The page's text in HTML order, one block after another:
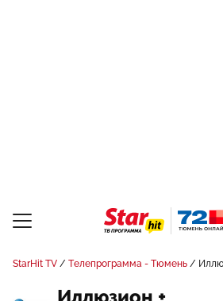
StarHit TV Телепрограмма - Тюмень